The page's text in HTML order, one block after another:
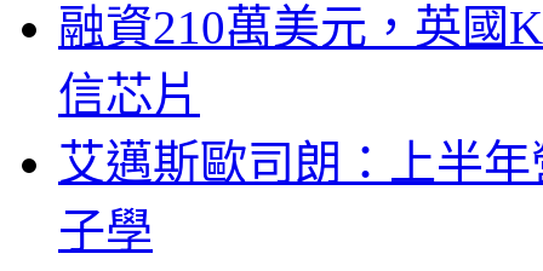
融資210萬美元，英國
信芯片
艾邁斯歐司朗：上半
子學